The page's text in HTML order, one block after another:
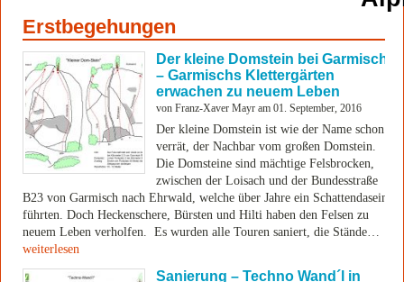
Erstbegehungen
Der kleine Domstein bei Garmisch
– Garmischs Klettergärten
erwachen zu neuem Leben
von Franz-Xaver Mayr am 01. September, 2016
Der kleine Domstein ist wie der Name schon
verrät, der Nachbar vom großen Domstein.
Die Domsteine sind mächtige Felsbrocken,
zwischen der Loisach und der Bundesstraße
B23 von Garmisch nach Ehrwald, welche über Jahre ein Schattendasein
führten. Doch Heckenschere, Bürsten und Hilti haben den Felsen zu
neuem Leben verholfen. Es wurden alle Touren saniert, die Stände…
weiterlesen
Sanierung – Techno Wand´l in